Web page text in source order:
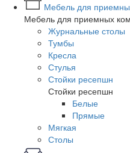
Мебель для
Мебель для приемных
Журнальные столы
Тумбы
Кресла
Стулья
Стойки ресепшн
Стойки ресепшн
Белые
Прямые
Мягкая
Столы